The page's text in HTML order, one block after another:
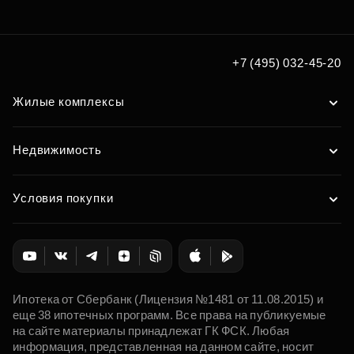
+7 (495) 032-45-20
Жилые комплексы
Недвижимость
Условия покупки
Ипотека от Сбербанк (Лицензия №1481 от 11.08.2015) и
еще 38 ипотечных программ. Все права на публикуемые
на сайте материалы принадлежат ГК ФСК. Любая
информация, представленная на данном сайте, носит